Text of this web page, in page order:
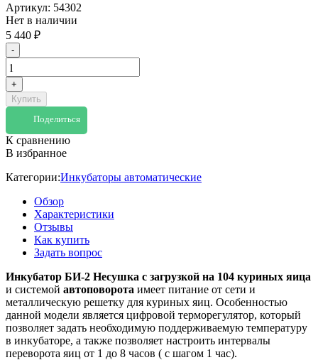
Артикул: 54302
Нет в наличии
5 440 ₽
-
+
Купить
Поделиться
К сравнению
В избранное
Категории:Инкубаторы автоматические
Обзор
Характеристики
Отзывы
Как купить
Задать вопрос
Инкубатор БИ-2 Несушка с загрузкой на 104 куриных яица
и системой автоповорота имеет питание от сети и
металлическую решетку для куриных яиц. Особенностью
данной модели является цифровой терморегулятор, который
позволяет задать необходимую поддерживаемую температуру
в инкубаторе, а также позволяет настроить интервалы
переворота яиц от 1 до 8 часов ( с шагом 1 час).